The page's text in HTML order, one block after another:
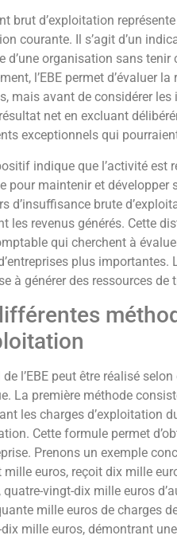
brut d’exploitation
courante. Il s’agit d’un
d’une organisation sans
l’EBE permet d’évaluer
mais avant de considérer
net en excluant
exceptionnels qui
indique que l’activité est
pour maintenir et développer
d’insuffisance brute
les revenus générés. Cette
qui cherchent à
plus importantes.
à générer des ressources
de l’EBE peut être réalisé
La première méthode
les charges d’exploitation
Cette formule permet
Prenons un exemple
mille euros, reçoit dix mille
quatre-vingt-dix mille euros
mille euros de charges
mille euros, démontrant